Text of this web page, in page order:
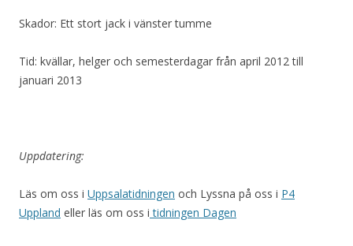
Skador: Ett stort jack i vänster tumme
Tid: kvällar, helger och semesterdagar från april 2012 till
januari 2013
Uppdatering:
Läs om oss i Uppsalatidningen och Lyssna på oss i P4
Uppland eller läs om oss i tidningen Dagen